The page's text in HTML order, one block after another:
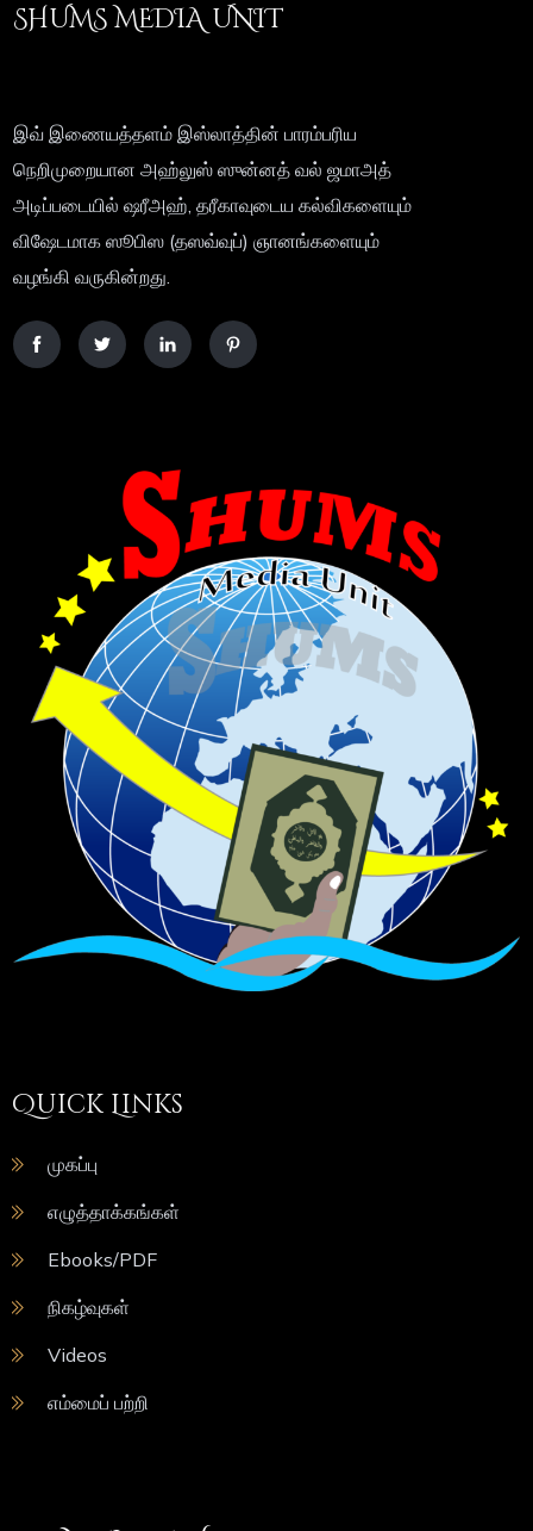
SHUMS MEDIA UNIT
இவ் இணையத்தளம் இஸ்லாத்தின் பாரம்பரிய
நெறிமுறையான அஹ்லுஸ் ஸுன்னத் வல் ஜமாஅத்
அடிப்படையில் ஷரீஅஹ், தரீகாவுடைய கல்விகளையும்
விஷேடமாக ஸூபிஸ (தஸவ்வுப்) ஞானங்களையும்
வழங்கி வருகின்றது.
Quick Links
முகப்பு
எழுத்தாக்கங்கள்
Ebooks/PDF
நிகழ்வுகள்
Videos
எம்மைப் பற்றி